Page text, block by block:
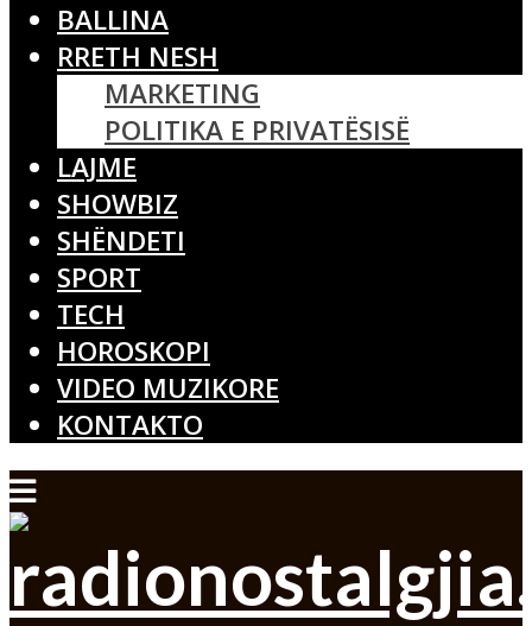
BALLINA
RRETH NESH
MARKETING
POLITIKA E PRIVATËSISË
LAJME
SHOWBIZ
SHËNDETI
SPORT
TECH
HOROSKOPI
VIDEO MUZIKORE
KONTAKTO